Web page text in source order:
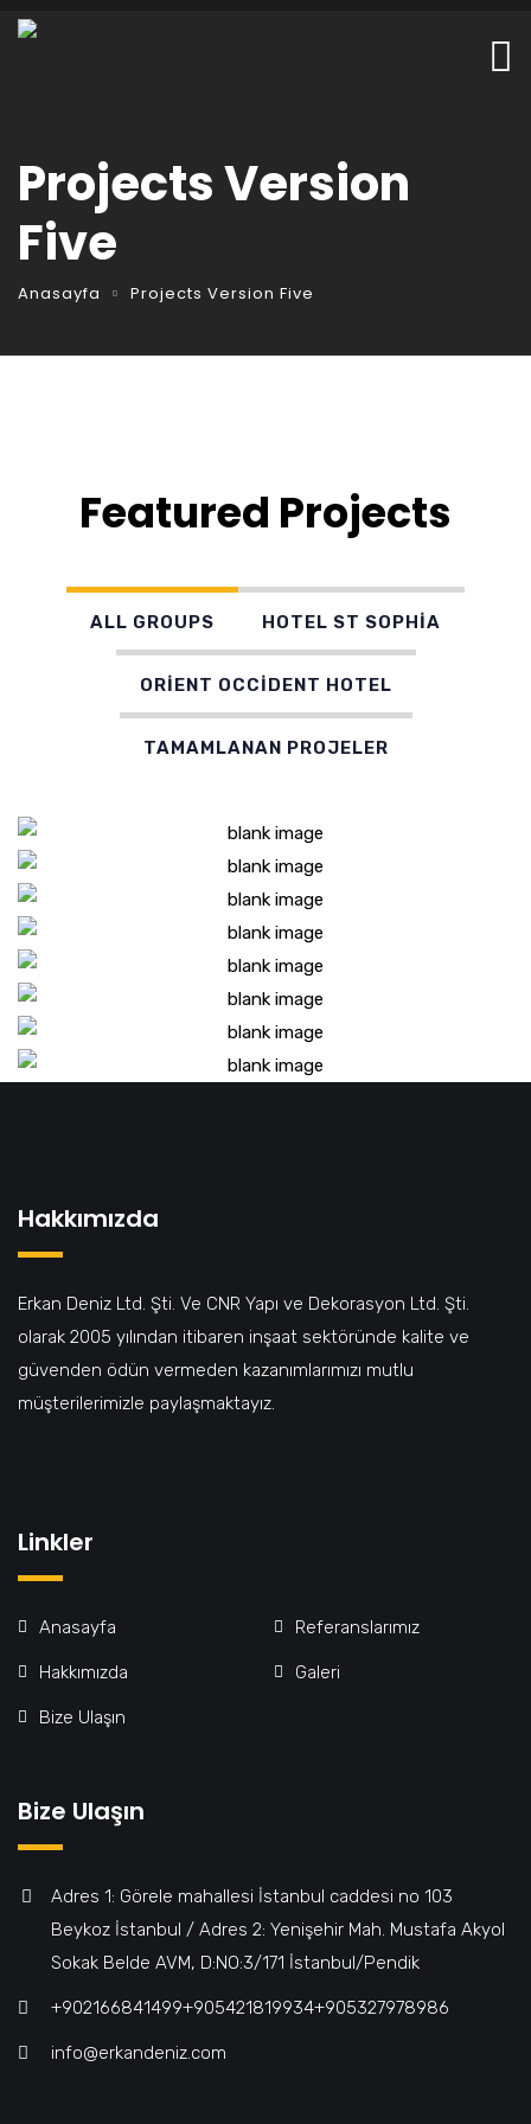
Projects Version
Five
Anasayfa Projects Version Five
Featured Projects
ALL GROUPS HOTEL ST SOPHİA
ORİENT OCCİDENT HOTEL
TAMAMLANAN PROJELER
Hakkımızda
Erkan Deniz Ltd. Şti. Ve CNR Yapı ve Dekorasyon Ltd. Şti.
olarak 2005 yılından itibaren inşaat sektöründe kalite ve
güvenden ödün vermeden kazanımlarımızı mutlu
müşterilerimizle paylaşmaktayız.
Linkler
Anasayfa Referanslarımız
Hakkımızda Galeri
Bize Ulaşın
Bize Ulaşın
Adres 1: Görele mahallesi İstanbul caddesi no 103
Beykoz İstanbul / Adres 2: Yenişehir Mah. Mustafa Akyol
Sokak Belde AVM, D:NO:3/171 İstanbul/Pendik
+902166841499‎‎ㅤㅤㅤㅤㅤㅤㅤㅤㅤㅤㅤㅤ+905421819934‎‎ㅤㅤㅤㅤㅤㅤㅤㅤㅤㅤㅤㅤ+905327978986
info@erkandeniz.com